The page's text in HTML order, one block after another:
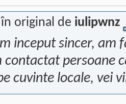
original de iulipwnz
inceput sincer,
contactat persoane
cuvinte locale, vei